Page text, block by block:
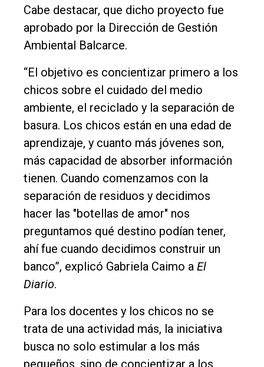
Contacto
Cabe destacar, que dicho proyecto fue
aprobado por la Dirección de Gestión
Ambiental Balcarce.
“El objetivo es concientizar primero a los
chicos sobre el cuidado del medio
ambiente, el reciclado y la separación de
basura. Los chicos están en una edad de
aprendizaje, y cuanto más jóvenes son,
más capacidad de absorber información
tienen. Cuando comenzamos con la
separación de residuos y decidimos
hacer las "botellas de amor" nos
preguntamos qué destino podían tener,
ahí fue cuando decidimos construir un
banco”, explicó Gabriela Caimo a El
Diario.
Para los docentes y los chicos no se
trata de una actividad más, la iniciativa
busca no solo estimular a los más
pequeños, sino de concientizar a los